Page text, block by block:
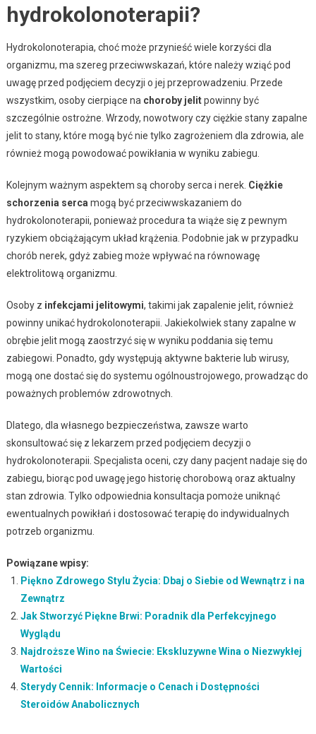
hydrokolonoterapii?
Hydrokolonoterapia, choć może przynieść wiele korzyści dla
organizmu, ma szereg przeciwwskazań, które należy wziąć pod
uwagę przed podjęciem decyzji o jej przeprowadzeniu. Przede
wszystkim, osoby cierpiące na choroby jelitpowinny być
szczególnie ostrożne. Wrzody, nowotwory czy ciężkie stany zapalne
jelit to stany, które mogą być nie tylko zagrożeniem dla zdrowia, ale
również mogą powodować powikłania w wyniku zabiegu.
Kolejnym ważnym aspektem są choroby serca i nerek. Ciężkie
schorzenia serca mogą być przeciwwskazaniem do
hydrokolonoterapii, ponieważ procedura ta wiąże się z pewnym
ryzykiem obciążającym układ krążenia. Podobnie jak w przypadku
chorób nerek, gdyż zabieg może wpływać na równowagę
elektrolitową organizmu.
Osoby z infekcjami jelitowymi, takimi jak zapalenie jelit, również
powinny unikać hydrokolonoterapii. Jakiekolwiek stany zapalne w
obrębie jelit mogą zaostrzyć się w wyniku poddania się temu
zabiegowi. Ponadto, gdy występują aktywne bakterie lub wirusy,
mogą one dostać się do systemu ogólnoustrojowego, prowadząc do
poważnych problemów zdrowotnych.
Dlatego, dla własnego bezpieczeństwa, zawsze warto
skonsultować się z lekarzem przed podjęciem decyzji o
hydrokolonoterapii. Specjalista oceni, czy dany pacjent nadaje się do
zabiegu, biorąc pod uwagę jego historię chorobową oraz aktualny
stan zdrowia. Tylko odpowiednia konsultacja pomoże uniknąć
ewentualnych powikłań i dostosować terapię do indywidualnych
potrzeb organizmu.
Powiązane wpisy:
Piękno Zdrowego Stylu Życia: Dbaj o Siebie od Wewnątrz i na
Zewnątrz
Jak Stworzyć Piękne Brwi: Poradnik dla Perfekcyjnego
Wyglądu
Najdroższe Wino na Świecie: Ekskluzywne Wina o Niezwykłej
Wartości
Sterydy Cennik: Informacje o Cenach i Dostępności
Steroidów Anabolicznych